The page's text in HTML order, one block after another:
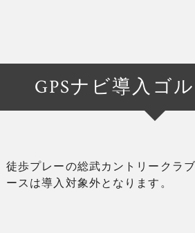
GPSナビ導入ゴ
徒歩プレーの総武カントリークラ
ースは導入対象外となります。